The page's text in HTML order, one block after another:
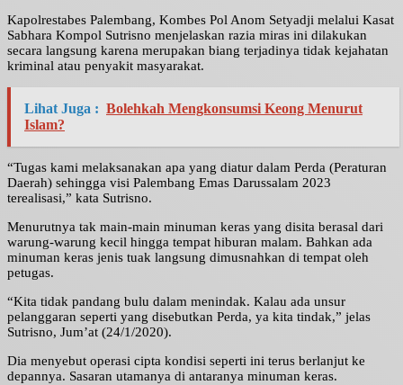
Kapolrestabes Palembang, Kombes Pol Anom Setyadji melalui Kasat
Sabhara Kompol Sutrisno menjelaskan razia miras ini dilakukan
secara langsung karena merupakan biang terjadinya tidak kejahatan
kriminal atau penyakit masyarakat.
Lihat Juga : Bolehkah Mengkonsumsi Keong Menurut
Islam?
“Tugas kami melaksanakan apa yang diatur dalam Perda (Peraturan
Daerah) sehingga visi Palembang Emas Darussalam 2023
terealisasi,” kata Sutrisno.
Menurutnya tak main-main minuman keras yang disita berasal dari
warung-warung kecil hingga tempat hiburan malam. Bahkan ada
minuman keras jenis tuak langsung dimusnahkan di tempat oleh
petugas.
“Kita tidak pandang bulu dalam menindak. Kalau ada unsur
pelanggaran seperti yang disebutkan Perda, ya kita tindak,” jelas
Sutrisno, Jum’at (24/1/2020).
Dia menyebut operasi cipta kondisi seperti ini terus berlanjut ke
depannya. Sasaran utamanya di antaranya minuman keras.